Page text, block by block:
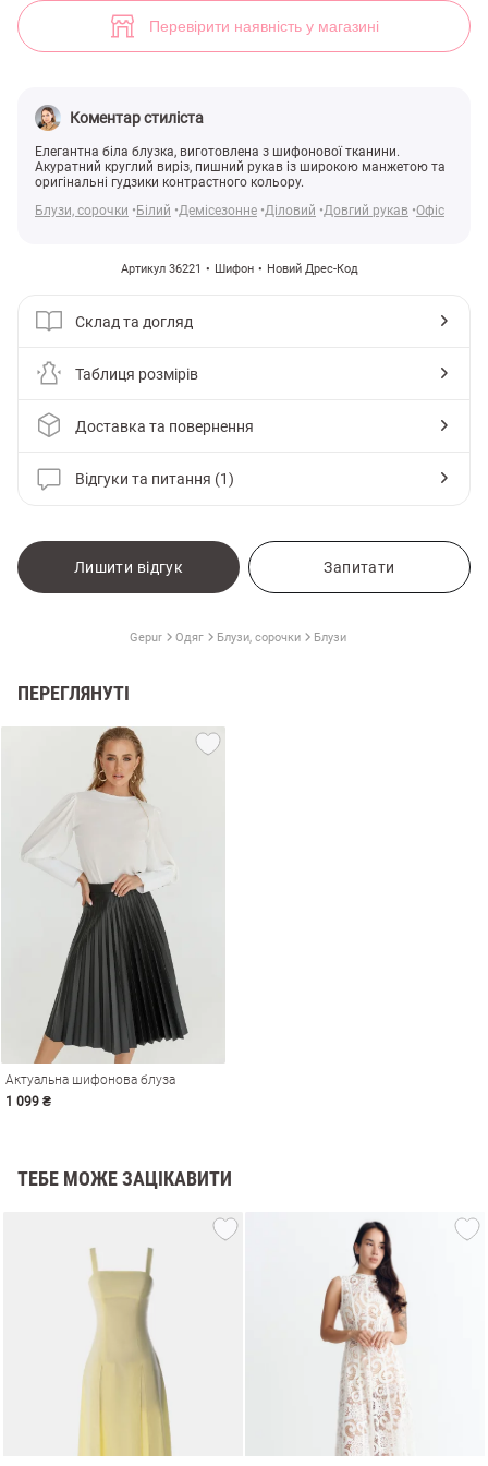
Перевірити наявність у магазині
Коментар стиліста
Елегантна біла блузка, виготовлена з шифонової тканини.
Акуратний круглий виріз, пишний рукав із широкою манжетою та
оригінальні гудзики контрастного кольору.
Блузи, сорочки
Білий Демісезонне Діловий Довгий рукав Офіс
Артикул 36221 Шифон Новий Дрес-Код
Склад та догляд
Таблиця розмірів
Доставка та повернення
Відгуки та питання (1)
Лишити відгук Запитати
Gepur Одяг Блузи, сорочки Блузи
ПЕРЕГЛЯНУТІ
Актуальна шифонова блуза
1 099 ₴
ТЕБЕ МОЖЕ ЗАЦІКАВИТИ
Актуальна шифонова блуза (арт. 36221) ♡ інтернет-магазин Gepur